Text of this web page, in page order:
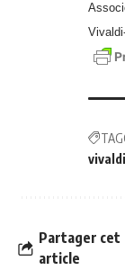
vivaldi
Partager cet
article